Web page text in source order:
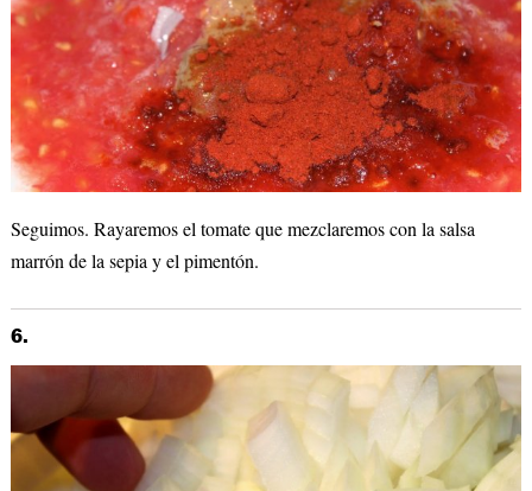
Seguimos. Rayaremos el tomate que mezclaremos con la salsa
marrón de la sepia y el pimentón.
6.